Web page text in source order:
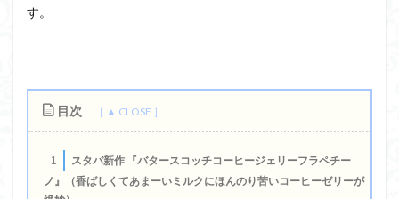
す。
目次
1
スタバ新作 『バタースコッチコーヒージェリーフラペチー
ノ』（香ばしくてあまーいミルクにほんのり苦いコーヒーゼリーが